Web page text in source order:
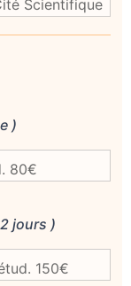
)
jours )